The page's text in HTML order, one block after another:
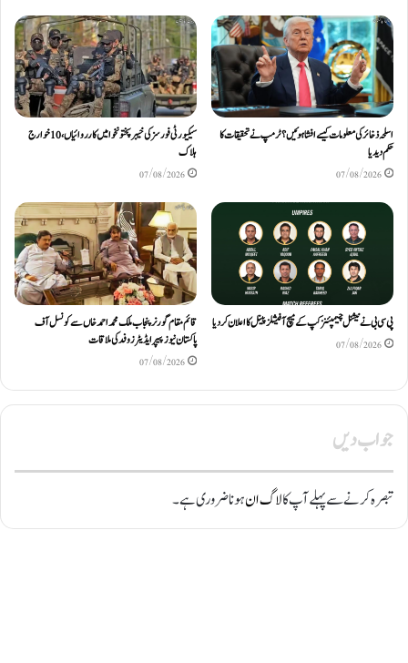
اسلحہ ذخائر کی معلومات کیسے افشا ہوئیں؟ ٹرمپ نے تحقیقات کا
حکم دیدیا
07/08/2026
سیکیورٹی فورسز کی خیبرپختونخوا میں کارروائیاں، 10 خوارج
ہلاک
07/08/2026
پی سی بی نے نیشنل چیمپئنز کپ کے میچ آفیشلز پینل کا اعلان کر دیا
07/08/2026
قائم مقام گورنر پنجاب ملک محمد احمد خاں سے کونسل آف
پاکستان نیوز پیپر ایڈیٹرزوفد کی ملاقات
07/08/2026
جواب دیں
تبصرہ کرنے سے پہلے آپ کالاگ انہونا ضروری ہے۔